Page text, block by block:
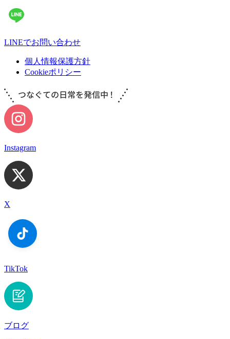
LINEでお問い合わせ
個人情報保護方針
Cookieポリシー
Instagram
X
TikTok
ブログ